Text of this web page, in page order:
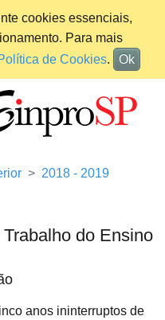
cookies essenciais,
Para mais
de Cookies. Ok
2018 - 2019
do Ensino
anos ininterruptos de